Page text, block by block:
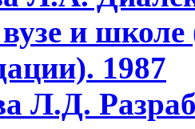
и
1987
Л.Д.